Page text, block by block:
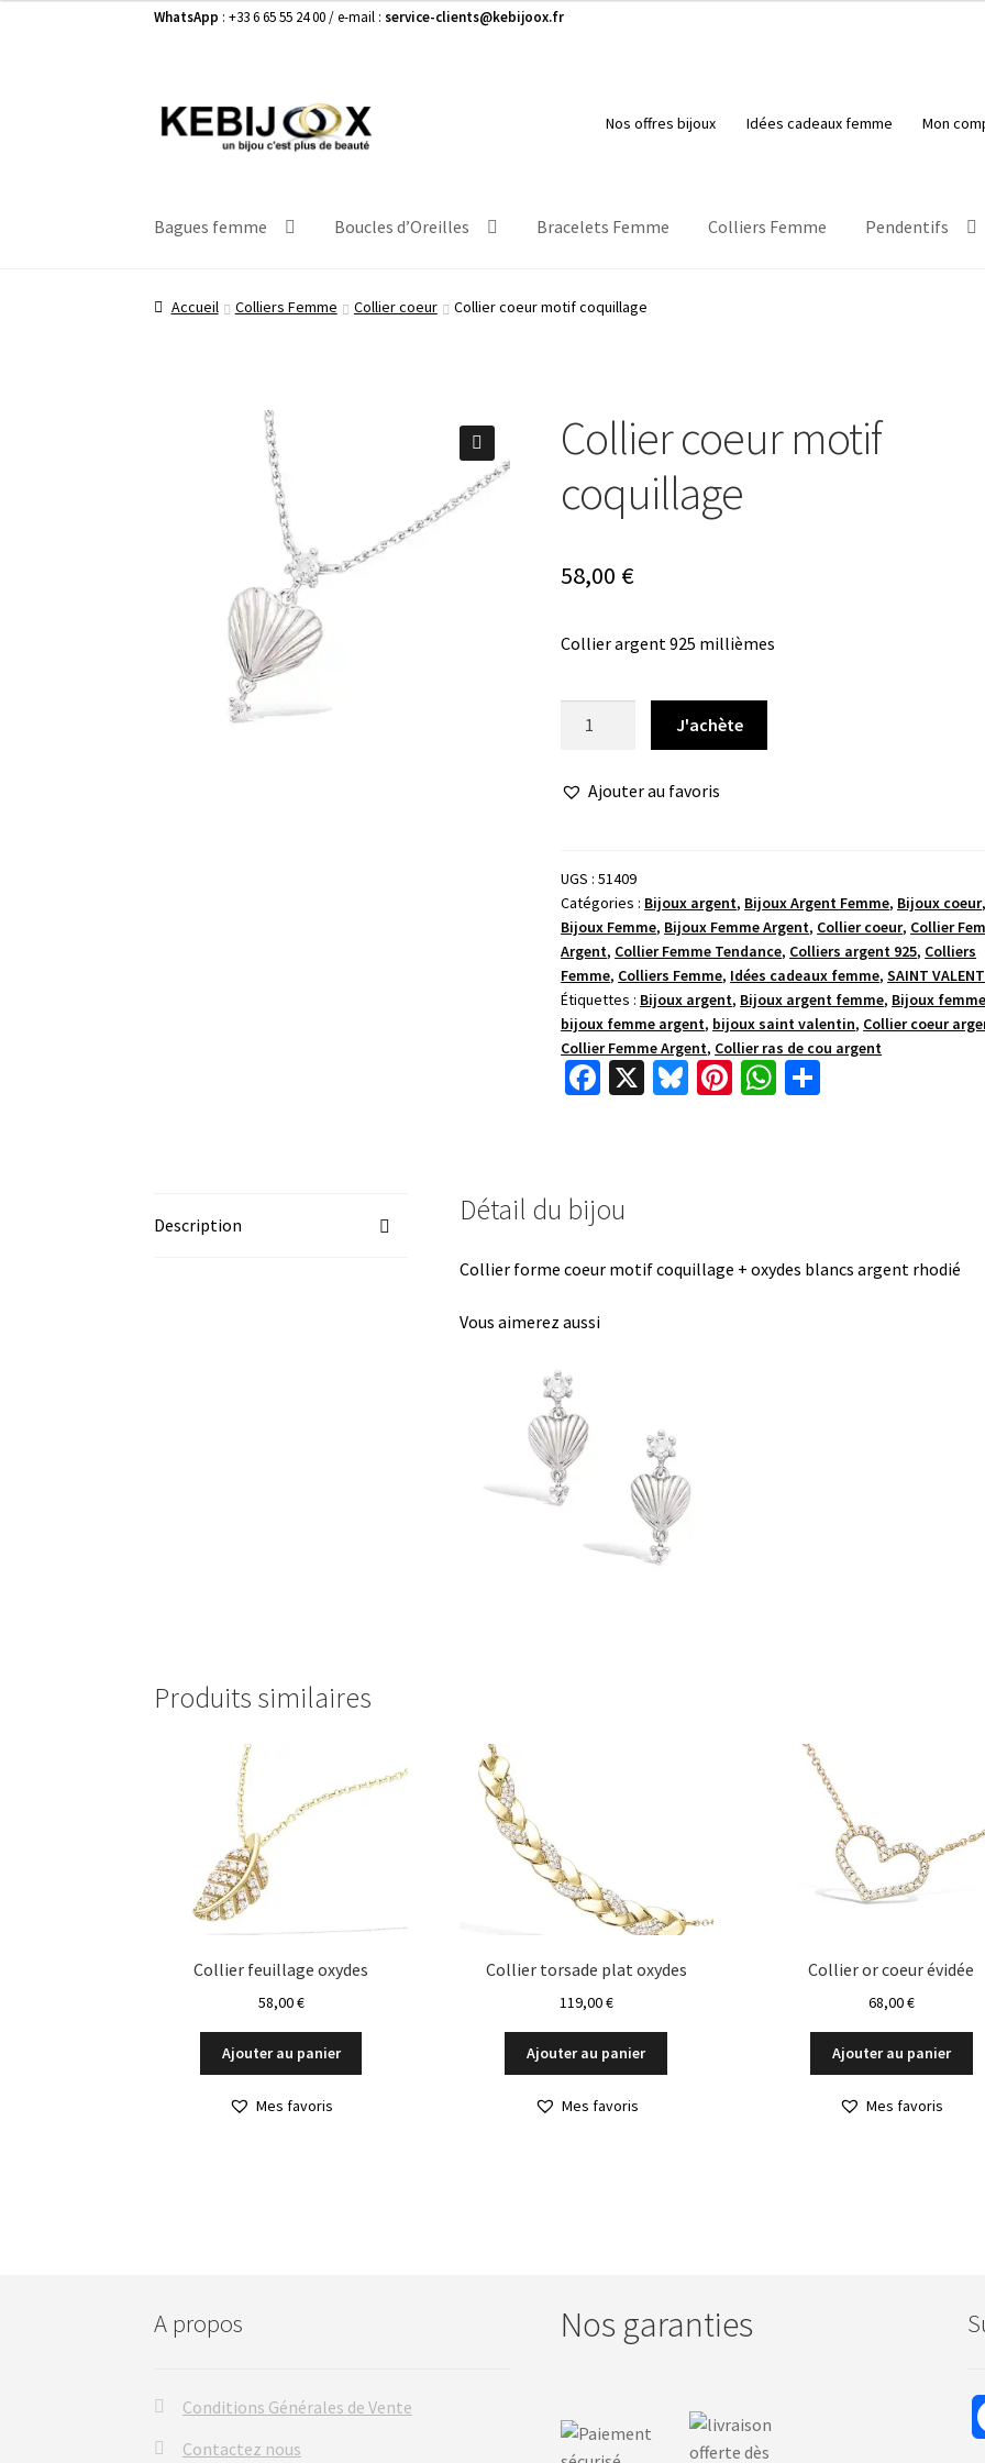
WhatsApp : +33 6 65 55 24 00 / e-mail :service-clients@kebijoox.fr
Aller
à
Aller
au
Nos offres bijoux Idées cadeaux femme Mon
Bagues femme Boucles d’Oreilles Bracelets Femme Colliers Femme Pendentifs
Accueil Colliers Femme Collier coeur Collier coeur motif coquillage
🔍
Collier coeur motif
coquillage
58,00 €
Collier argent 925 millièmes
coeur
J'achète
Ajouter au favoris
UGS :51409
Catégories : Bijoux argent, Bijoux Argent Femme, Bijoux coeur,
Bijoux Femme, Bijoux Femme Argent, Collier coeur, Collier
Argent, Collier Femme Tendance, Colliers argent 925, Colliers
Femme, Colliers Femme, Idées cadeaux femme,SAINT
Étiquettes : Bijoux argent, Bijoux argent femme, Bijoux femme
bijoux femme argent, bijoux saint valentin, Collier coeur
Collier Femme Argent, Collier ras de cou argent
Fa
o
X
Bl Pi W
p
Description Détail du bijou
Collier forme coeur motif coquillage + oxydes blancs argent rhodié
Vous aimerez aussi
Produits similaires
Collier feuillage oxydes
58,00€
Ajouter au panier
Mes favoris
Collier torsade plat oxydes
119,00€
Ajouter au panier
Mes favoris
Collier or coeur évidée
68,00€
Ajouter au panier
Mes favoris
A propos
Conditions Générales de Vente
Contactez nous
Nos garanties